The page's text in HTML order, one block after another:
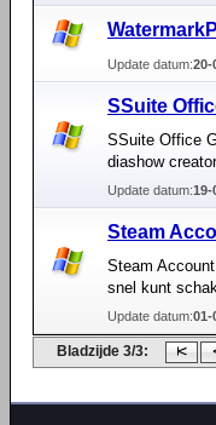
Update datum:20-
SSuite
SSuite Office
diashow
Update datum:19-
Steam
Steam
snel kunt
Update datum:01-
Bladzijde 3/3: